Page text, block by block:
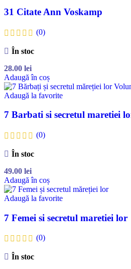
31 Citate Ann Voskamp
(0)
În stoc
28.00 lei
Adaugă în coș
Adaugă la favorite
7 Barbati si secretul maretiei
(0)
În stoc
49.00 lei
Adaugă în coș
Adaugă la favorite
7 Femei si secretul maretiei lor
(0)
În stoc